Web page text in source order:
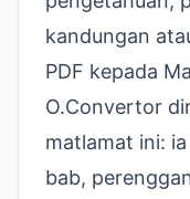
kandungan
PDF kepada
O.Convertor
matlamat ini:
bab,